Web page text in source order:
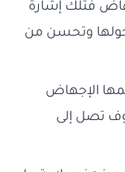
فتلك إشارة
حولها وتحسن من
الإجهاض
تصل إلى